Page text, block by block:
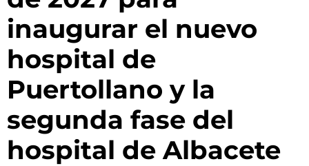
inaugurar el nuevo
hospital de
Puertollano y la
segunda fase del
hospital de Albacete